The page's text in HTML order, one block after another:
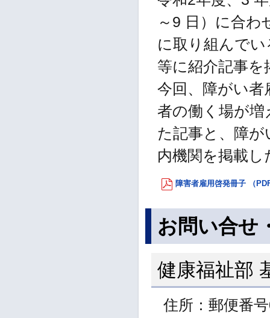
～9 日）に合わ
に取り組んで
等に紹介記事
今回、障がい者
者の働く場が
た記事と、障
内機関を掲載
障害者雇用啓発冊子 （
お問い合せ
健康福祉部
住所：郵便番